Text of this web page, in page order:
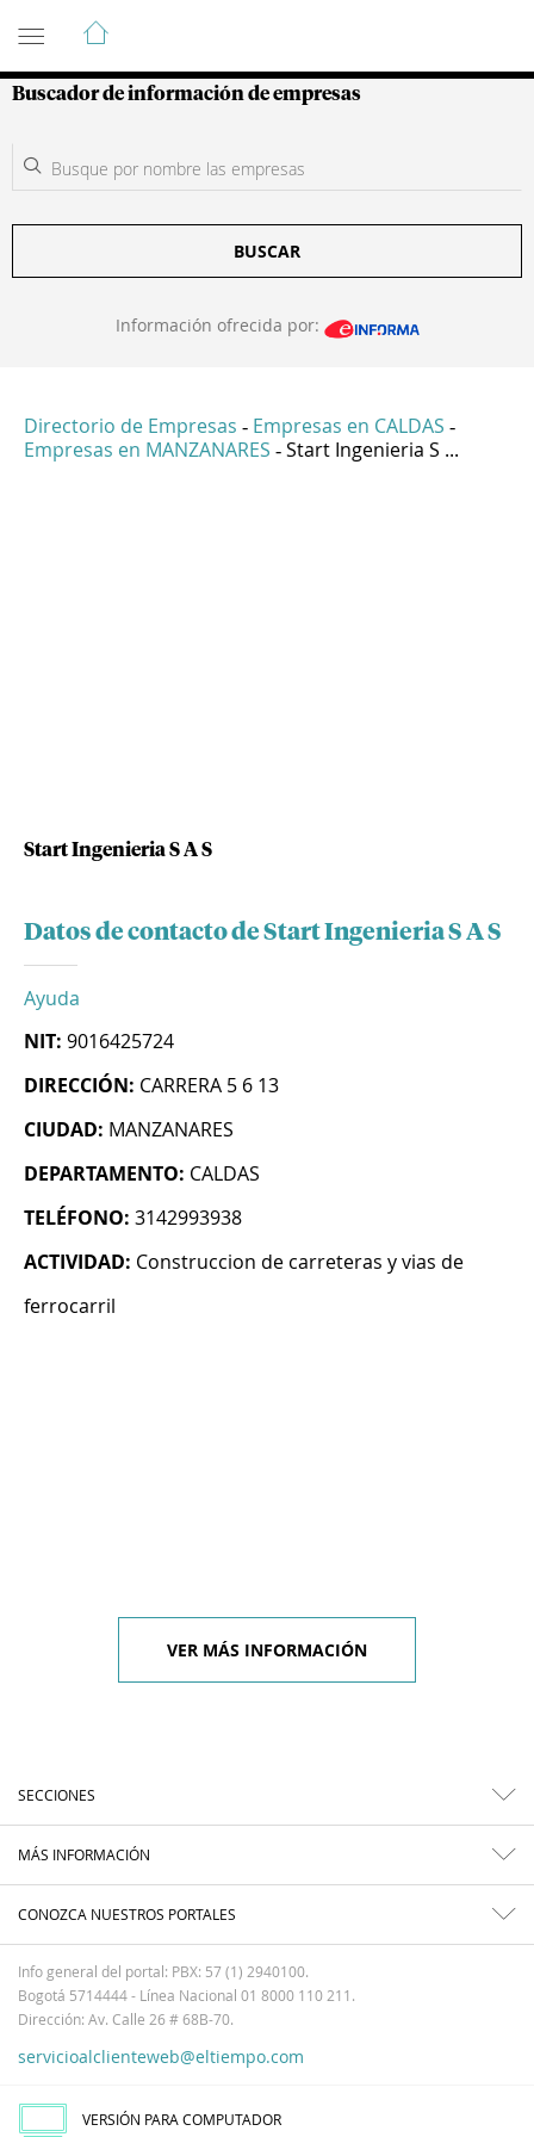
Guía de Empresas Colombianas
Buscador de información de empresas
BUSCAR
Información ofrecida por:
Directorio de Empresas - Empresas en CALDAS -
Empresas en MANZANARES - Start Ingenieria S ...
Start Ingenieria S A S
Datos de contacto de Start Ingenieria S A S
Ayuda
NIT: 9016425724
DIRECCIÓN: CARRERA 5 6 13
CIUDAD: MANZANARES
DEPARTAMENTO: CALDAS
TELÉFONO: 3142993938
ACTIVIDAD: Construccion de carreteras y vias de
ferrocarril
VER MÁS INFORMACIÓN
SECCIONES
MÁS INFORMACIÓN
CONOZCA NUESTROS PORTALES
Info general del portal: PBX: 57 (1) 2940100.
Bogotá 5714444 - Línea Nacional 01 8000 110 211.
Dirección: Av. Calle 26 # 68B-70.
servicioalclienteweb@eltiempo.com
VERSIÓN PARA COMPUTADOR